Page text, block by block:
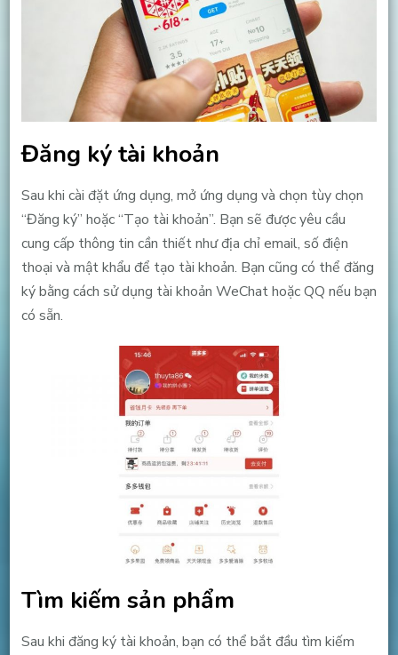
Đăng ký tài khoản
Sau khi cài đặt ứng dụng, mở ứng dụng và chọn tùy chọn
“Đăng ký” hoặc “Tạo tài khoản”. Bạn sẽ được yêu cầu
cung cấp thông tin cần thiết như địa chỉ email, số điện
thoại và mật khẩu để tạo tài khoản. Bạn cũng có thể đăng
ký bằng cách sử dụng tài khoản WeChat hoặc QQ nếu bạn
có sẵn.
Tìm kiếm sản phẩm
Sau khi đăng ký tài khoản, bạn có thể bắt đầu tìm kiếm